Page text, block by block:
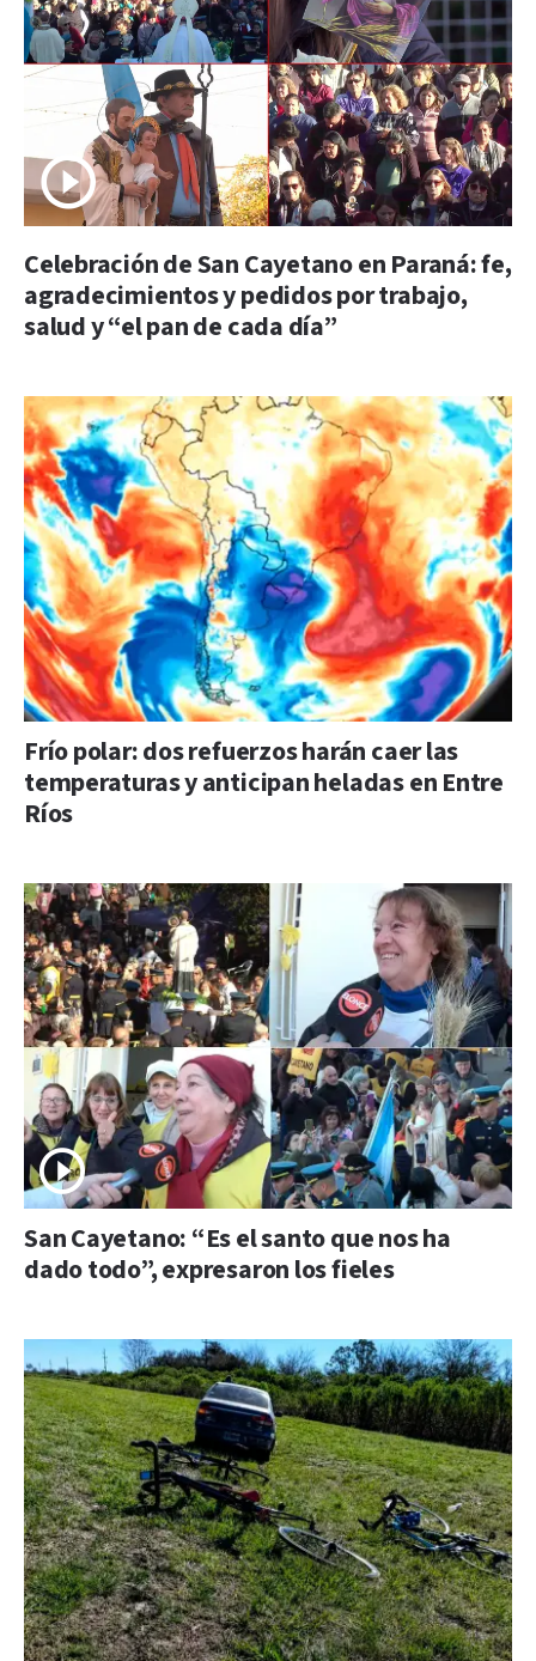
Celebración de San Cayetano en Paraná: fe,
agradecimientos y pedidos por trabajo,
salud y “el pan de cada día”
Frío polar: dos refuerzos harán caer las
temperaturas y anticipan heladas en Entre
Ríos
San Cayetano: “Es el santo que nos ha
dado todo”, expresaron los fieles